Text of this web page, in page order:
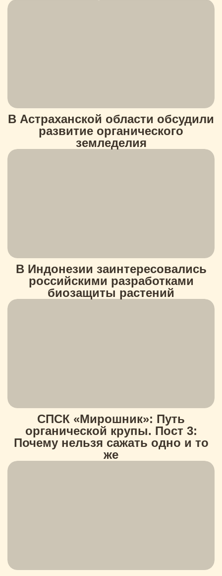
В Астраханской области обсудили
развитие органического
земледелия
В Индонезии заинтересовались
российскими разработками
биозащиты растений
СПСК «Мирошник»: Путь
органической крупы. Пост 3:
Почему нельзя сажать одно и то
же